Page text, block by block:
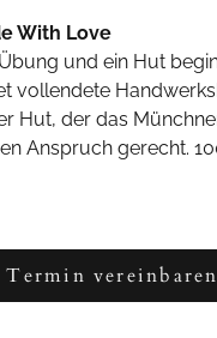
With Love
und ein Hut
vollendete
Hut, der das
Anspruch gerecht.
Termin vereinbaren